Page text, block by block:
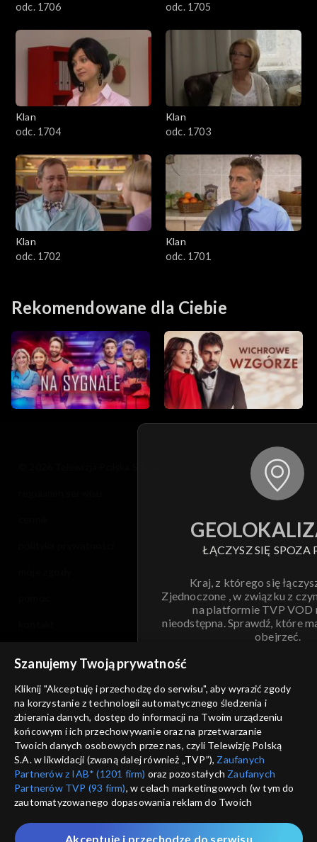
odc. 1706
odc. 1705
Klan
odc. 1704
Klan
odc. 1703
Klan
odc. 1702
Klan
odc. 1701
Rekomendowane dla Ciebie
ŁĄCZYSZ SIĘ SPOZA
Kraj, z którego się
Zjednoczone , w związku z
na platformie TVP VOD
nieodstępna. Sprawdź, które
obejrzeć.
ANULUJ
informacje o dostawcy usług
Szanujemy Twoją prywatność
Kliknij "Akceptuję i przechodzę do serwisu", aby wyrazić zgody
na korzystanie z technologii automatycznego śledzenia i
zbierania danych, dostęp do informacji na Twoim urządzeniu
końcowym i ich przechowywanie oraz na przetwarzanie
Twoich danych osobowych przez nas, czyli Telewizję Polską
S.A. w likwidacji (zwaną dalej również „TVP”), Zaufanych
Partnerów z IAB* (1201 firm) oraz pozostałych Zaufanych
Partnerów TVP (93 firm), w celach marketingowych (w tym do
zautomatyzowanego dopasowania reklam do Twoich
które wskazujemy poniżej, a także zgody na udostępnianie
Akceptuję i przechodzę do serwisu